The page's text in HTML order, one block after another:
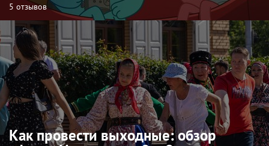
5 отзывов
Как провести выходные: обзор